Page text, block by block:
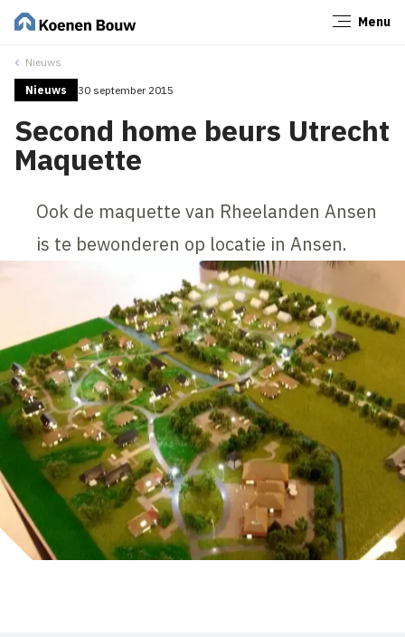
Menu
Nieuws
Nieuws 30 september 2015
Second home beurs Utrecht
Maquette
Ook de maquette van Rheelanden Ansen
is te bewonderen op locatie in Ansen.
Sluiten